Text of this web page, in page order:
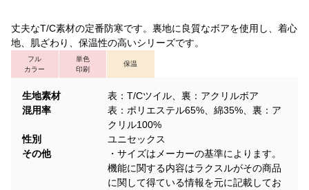
丈夫なT/C素材の定番防寒です。裏地に良質なボアを使用し、着心
地、肌ざわり、保温性の高いシリーズです。
フル
カラー
単色
印刷
保温
生地素材
表：T/Cツイル、裏：アクリルボア
混用率
表：ポリエステル65%、綿35%、裏：ア
クリル100%
性別
ユニセックス
その他
・サイズはメーカーの基準によります。
機能に関する内容はラクスルがその商品
に関して得ている情報を元に記載してお